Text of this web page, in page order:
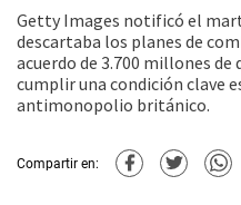
Getty Images notificó el
descartaba los planes de
acuerdo de 3.700 millones
cumplir una condición clave
antimonopolio británico.
Compartir en: